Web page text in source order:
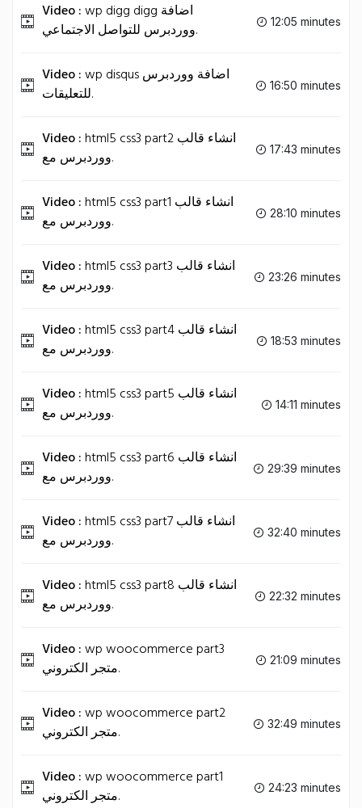
Video :wp digg digg اضافة
ووردبرس للتواصل الاجتماعي.
12:05 minutes
Video :wp disqus اضافة ووردبرس
للتعليقات.
16:50 minutes
Video :html5 css3 part2 انشاء قالب
ووردبرس مع.
17:43 minutes
Video :html5 css3 part1 انشاء قالب
ووردبرس مع.
28:10 minutes
Video :html5 css3 part3 انشاء قالب
ووردبرس مع.
23:26 minutes
Video :html5 css3 part4 انشاء قالب
ووردبرس مع.
18:53 minutes
Video :html5 css3 part5 انشاء قالب
ووردبرس مع.
14:11 minutes
Video :html5 css3 part6 انشاء قالب
ووردبرس مع.
29:39 minutes
Video :html5 css3 part7 انشاء قالب
ووردبرس مع.
32:40 minutes
Video :html5 css3 part8 انشاء قالب
ووردبرس مع.
22:32 minutes
Video :wp woocommerce part3
متجر الكتروني.
21:09 minutes
Video :wp woocommerce part2
متجر الكتروني.
32:49 minutes
Video :wp woocommerce part1
متجر الكتروني.
24:23 minutes